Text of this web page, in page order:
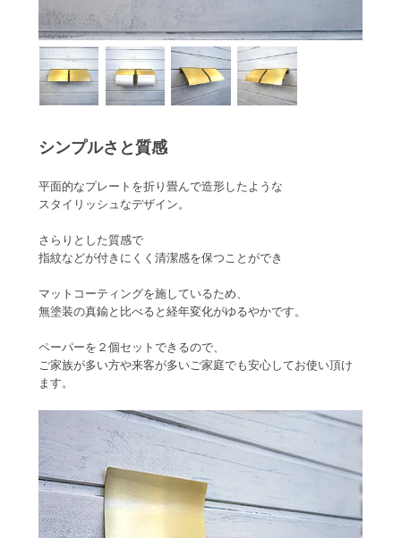
シンプルさと質感
平面的なプレートを折り畳んで造形したような
スタイリッシュなデザイン。
さらりとした質感で
指紋などが付きにくく清潔感を保つことができ
マットコーティングを施しているため、
無塗装の真鍮と比べると経年変化がゆるやかです。
ペーパーを２個セットできるので、
ご家族が多い方や来客が多いご家庭でも安心してお使い頂け
ます。